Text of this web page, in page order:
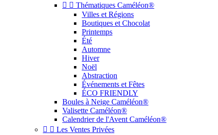
  Thématiques Caméléon®
Villes et Régions
Boutiques et Chocolat
Printemps
Été
Automne
Hiver
Noël
Abstraction
Événements et Fêtes
ÉCO FRIENDLY
Boules à Neige Caméléon®
Valisette Caméléon®
Calendrier de l'Avent Caméléon®
  Les Ventes Privées